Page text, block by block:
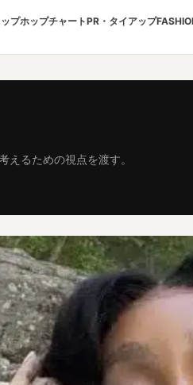
プホップチャートPR・タイアップ
えるための視点を渡す。